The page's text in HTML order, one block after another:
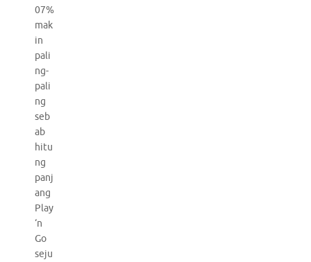
07%
mak
in
pali
ng-
pali
ng
seb
ab
hitu
ng
panj
ang
Play
‘n
Go
seju